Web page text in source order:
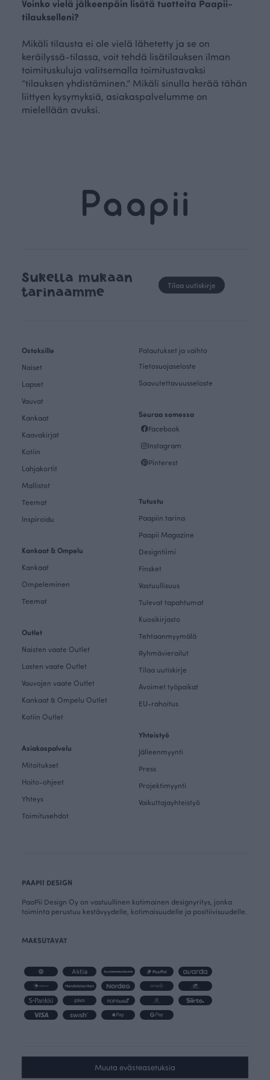
Voinko vielä jälkeenpäin lisätä tuotteita Paapii-
tilaukselleni?
Mikäli tilausta ei ole vielä lähetetty ja se on
keräilyssä-tilassa, voit tehdä lisätilauksen ilman
toimituskuluja valitsemalla toimitustavaksi
”tilauksen yhdistäminen.” Mikäli sinulla herää tähän
liittyen kysymyksiä, asiakaspalvelumme on
mielellään avuksi.
Sukella mukaan
tarinaamme
Tilaa uutiskirje
Ostoksille
Naiset
Lapset
Vauvat
Kankaat
Kaavakirjat
Kotiin
Lahjakortit
Mallistot
Teemat
Inspiroidu
Kankaat & Ompelu
Kankaat
Ompeleminen
Teemat
Outlet
Naisten vaate Outlet
Lasten vaate Outlet
Vauvojen vaate Outlet
Kankaat & Ompelu Outlet
Kotiin Outlet
Asiakaspalvelu
Mitoitukset
Hoito-ohjeet
Yhteys
Toimitusehdot
Palautukset ja vaihto
Tietosuojaseloste
Saavutettavuusseloste
Seuraa somessa
Facebook
Instagram
Pinterest
Tutustu
Paapiin tarina
Paapii Magazine
Designtiimi
Finsket
Vastuullisuus
Tulevat tapahtumat
Kuosikirjasto
Tehtaanmyymälä
Ryhmävierailut
Tilaa uutiskirje
Avoimet työpaikat
EU-rahoitus
Yhteistyö
Jälleenmyynti
Press
Projektimyynti
Vaikuttajayhteistyö
PAAPII DESIGN
PaaPii Design Oy on vastuullinen kotimainen designyritys, jonka
toiminta perustuu kestävyydelle, kotimaisuudelle ja positiivisuudelle.
MAKSUTAVAT
Muuta evästeasetuksia